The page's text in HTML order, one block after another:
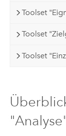
Toolset
Toolset
Toolset